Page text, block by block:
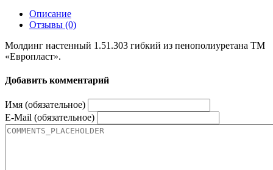
Описание
Отзывы (0)
Молдинг настенный 1.51.303 гибкий из пенополиуретана ТМ
«Европласт».
Добавить комментарий
Имя (обязательное)
E-Mail (обязательное)